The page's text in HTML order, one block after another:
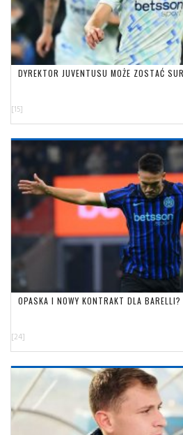
DYREKTOR JUVENTUSU MOŻE ZOSTAĆ
[15]
OPASKA I NOWY KONTRAKT DLA BARELLI?
[24]